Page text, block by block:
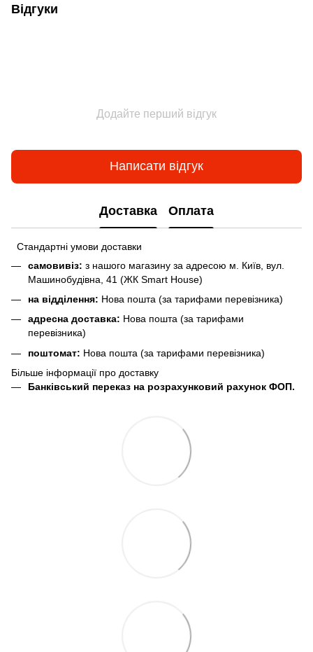
Відгуки
Додайте перший відгук
Написати відгук
Доставка Оплата
Стандартні умови доставки
самовивіз: з нашого магазину за адресою м. Київ, вул.
Машинобудівна, 41 (ЖК Smart House)
на відділення: Нова пошта (за тарифами перевізника)
адресна доставка: Нова пошта (за тарифами
перевізника)
поштомат: Нова пошта (за тарифами перевізника)
Більше інформації про доставку
Банківський переказ на розрахунковий рахунок ФОП.